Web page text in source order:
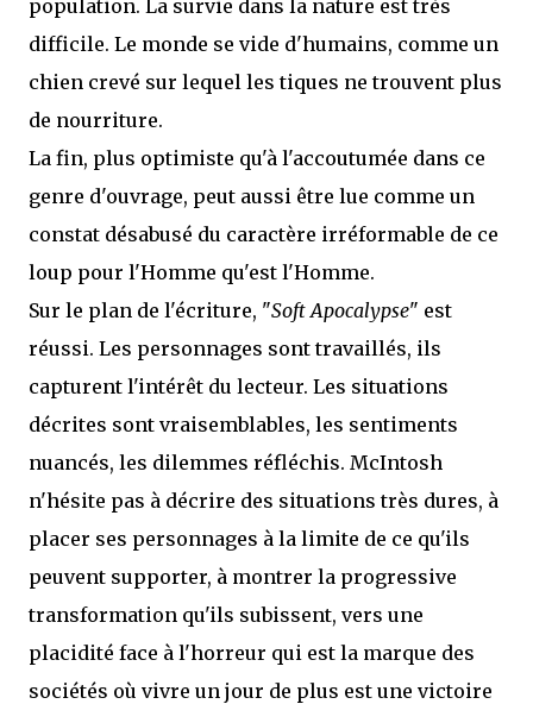
population. La survie dans la nature est très
difficile. Le monde se vide d'humains, comme un
chien crevé sur lequel les tiques ne trouvent plus
de nourriture.
La fin, plus optimiste qu'à l'accoutumée dans ce
genre d'ouvrage, peut aussi être lue comme un
constat désabusé du caractère irréformable de ce
loup pour l'Homme qu'est l'Homme.
Sur le plan de l'écriture, "Soft Apocalypse" est
réussi. Les personnages sont travaillés, ils
capturent l'intérêt du lecteur. Les situations
décrites sont vraisemblables, les sentiments
nuancés, les dilemmes réfléchis. McIntosh
n'hésite pas à décrire des situations très dures, à
placer ses personnages à la limite de ce qu'ils
peuvent supporter, à montrer la progressive
transformation qu'ils subissent, vers une
placidité face à l'horreur qui est la marque des
sociétés où vivre un jour de plus est une victoire